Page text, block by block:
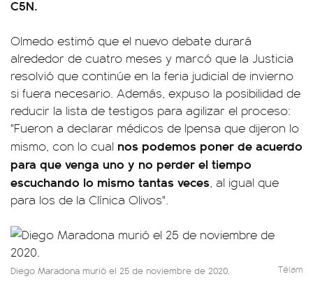
C5N.
Olmedo estimó que el nuevo debate durará
alrededor de cuatro meses y marcó que la Justicia
resolvió que continúe en la feria judicial de invierno
si fuera necesario. Además, expuso la posibilidad de
reducir la lista de testigos para agilizar el proceso:
"Fueron a declarar médicos de Ipensa que dijeron lo
mismo, con lo cual nos podemos poner de acuerdo
para que venga uno y no perder el tiempo
escuchando lo mismo tantas veces, al igual que
para los de la Clínica Olivos".
Diego Maradona murió el 25 de noviembre de 2020. Télam